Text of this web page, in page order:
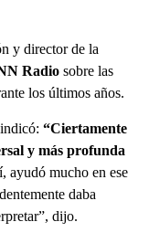
y director de la
Radio sobre las
los últimos años.
“Ciertamente
y más profunda
ayudó mucho en ese
daba
dijo.